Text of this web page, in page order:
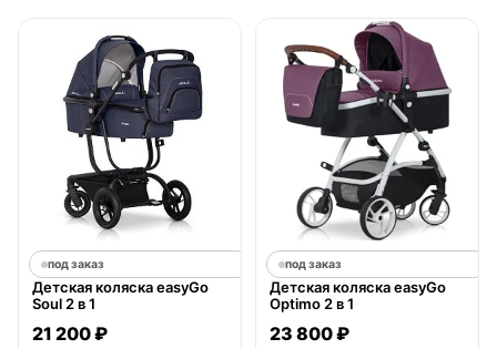
под заказ
Детская коляска easyGo
Soul 2 в 1
21 200 ₽
под заказ
Детская коляска easyGo
Optimo 2 в 1
23 800 ₽